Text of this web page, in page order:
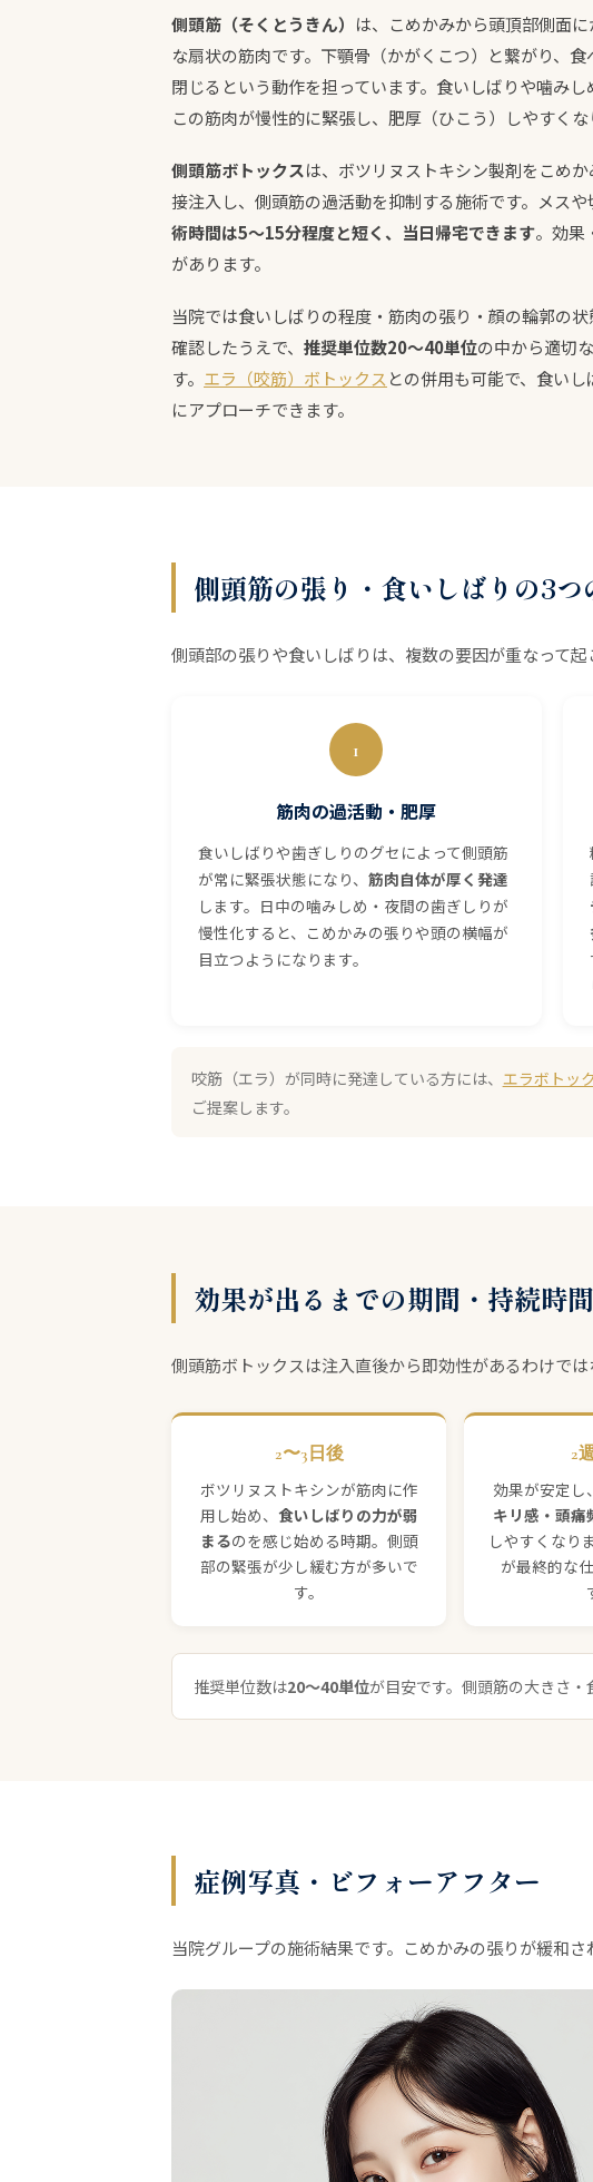
側頭筋（そくとうきん） は、こめかみから頭頂部側面
な扇状の筋肉です。下顎骨（かがくこつ）と繋がり、食
閉じるという動作を担っています。食いしばりや噛み
この筋肉が慢性的に緊張し、肥厚（ひこう）しやすくな
側頭筋ボトックスは、ボツリヌストキシン製剤をこめ
接注入し、側頭筋の過活動を抑制する施術です。メスや
術時間は5〜15分程度と短く、当日帰宅できます。効果
があります。
当院では食いしばりの程度・筋肉の張り・顔の輪郭の
確認したうえで、 推奨単位数20〜40単位の中から適切
す。 エラ（咬筋）ボトックスとの併用も可能で、食い
にアプローチできます。
側頭筋の張り・食いしばりの3つ
側頭部の張りや食いしばりは、複数の要因が重なって
1
筋肉の過活動・肥厚
食いしばりや歯ぎしりのグセによって側頭筋
が常に緊張状態になり、 筋肉自体が厚く発達
します。日中の噛みしめ・夜間の歯ぎしりが
慢性化すると、こめかみの張りや頭の横幅が
目立つようになります。
咬筋（エラ）が同時に発達している方には、 エラボトッ
ご提案します。
効果が出るまでの期間・持続時間
側頭筋ボトックスは注入直後から即効性があるわけで
2〜3日後
ボツリヌストキシンが筋肉に作
用し始め、 食いしばりの力が弱
まるのを感じ始める時期。側頭
部の緊張が少し緩む方が多いで
す。
2
効果が安定し、
キリ感・頭痛
しやすくなり
が最終的な
推奨単位数は20〜40単位が目安です。側頭筋の大きさ・
症例写真・ビフォーアフター
当院グループの施術結果です。こめかみの張りが緩和さ